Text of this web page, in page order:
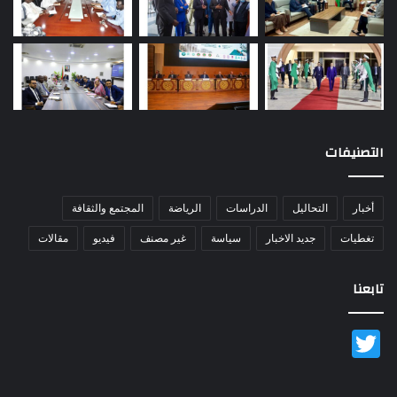
التصنيفات
أخبار التحاليل الدراسات الرياضة المجتمع والثقافة
تغطيات جديد الاخبار سياسة غير مصنف فيديو مقالات
تابعنا